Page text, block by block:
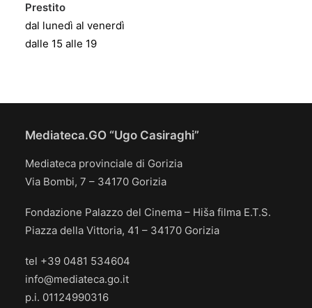
Prestito
dal lunedì al venerdì
dalle 15 alle 19
Mediateca.GO “Ugo Casiraghi”
Mediateca provinciale di Gorizia
Via Bombi, 7 – 34170 Gorizia
Fondazione Palazzo del Cinema – Hiša filma E.T.S.
Piazza della Vittoria, 41 – 34170 Gorizia
tel +39 0481 534604
info@mediateca.go.it
p.i. 01124990316